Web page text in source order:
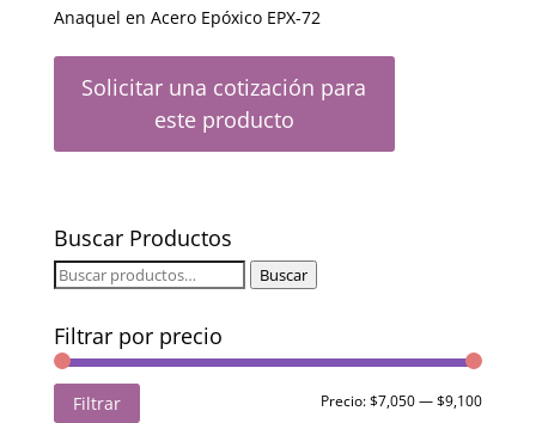
Anaquel en Acero Epóxico EPX-72
Solicitar una cotización para
este producto
Buscar Productos
Buscar
Buscar
Filtrar por precio
Precio
Precio
Filtrar Precio:$7,050—$9,100